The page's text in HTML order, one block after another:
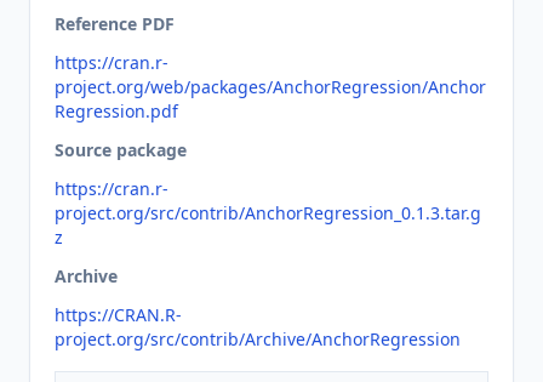
Reference PDF
https://cran.r-
project.org/web/packages/AnchorRegression/Anchor
Regression.pdf
Source package
https://cran.r-
project.org/src/contrib/AnchorRegression_0.1.3.tar.g
z
Archive
https://CRAN.R-
project.org/src/contrib/Archive/AnchorRegression